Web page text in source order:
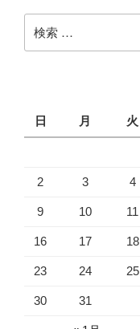
索:
日
月 火
2 3 4
9 10 11
16 17 18
23 24 25
30 31